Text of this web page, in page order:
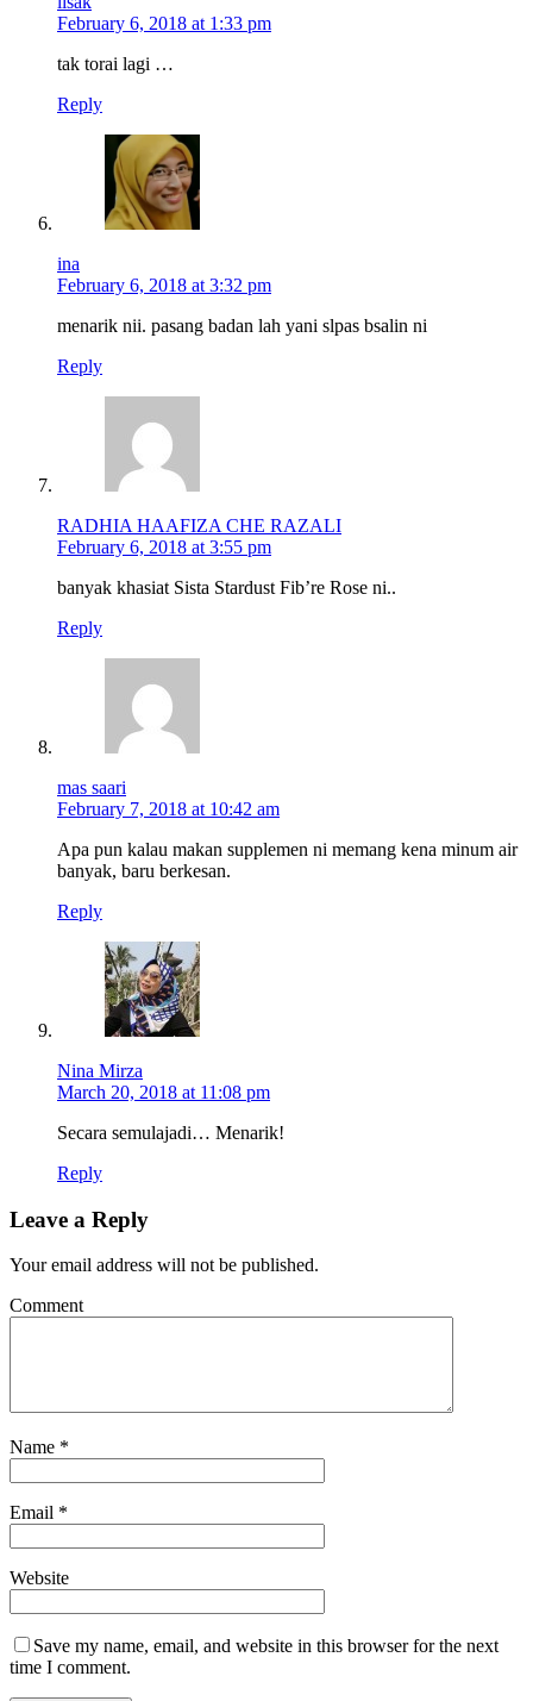
February 6, 2018 at 1:33 pm
tak torai lagi …
Reply
ina
February 6, 2018 at 3:32 pm
menarik nii. pasang badan lah yani slpas bsalin ni
Reply
RADHIA HAAFIZA CHE RAZALI
February 6, 2018 at 3:55 pm
banyak khasiat Sista Stardust Fib’re Rose ni..
Reply
mas saari
February 7, 2018 at 10:42 am
Apa pun kalau makan supplemen ni memang kena minum air
banyak, baru berkesan.
Reply
Nina Mirza
March 20, 2018 at 11:08 pm
Secara semulajadi… Menarik!
Reply
Leave a Reply
Your email address will not be published.
Comment
Name *
Email *
Website
Save my name, email, and website in this browser for the next
time I comment.